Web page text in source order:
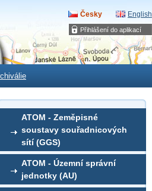
Přihlášení do aplikací
Česky English
ATOM - Zeměpisné
soustavy souřadnicových
sítí (GGS)
ATOM - Územní správní
jednotky (AU)